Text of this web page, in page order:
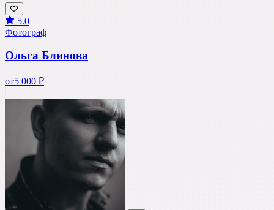
5.0
Фотограф
Ольга Блинова
от5 000 ₽